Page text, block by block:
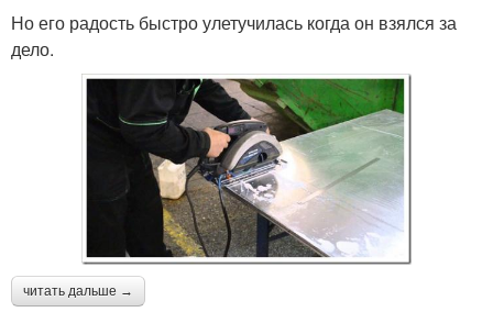
Но его радость быстро улетучилась когда он взялся за
дело.
читать дальше →